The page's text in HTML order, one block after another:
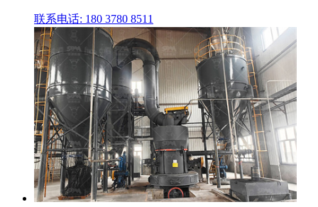
联系电话: 180 3780 8511